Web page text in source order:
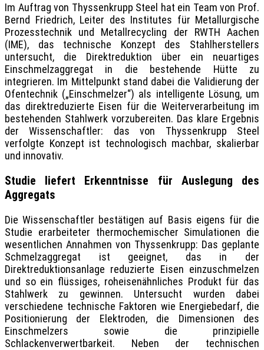
Im Auftrag von Thyssenkrupp Steel hat ein Team von Prof.
Bernd Friedrich, Leiter des Institutes für Metallurgische
Prozesstechnik und Metallrecycling der RWTH Aachen
(IME), das technische Konzept des Stahlherstellers
untersucht, die Direktreduktion über ein neuartiges
Einschmelzaggregat in die bestehende Hütte zu
integrieren. Im Mittelpunkt stand dabei die Validierung der
Ofentechnik („Einschmelzer“) als intelligente Lösung, um
das direktreduzierte Eisen für die Weiterverarbeitung im
bestehenden Stahlwerk vorzubereiten. Das klare Ergebnis
der Wissenschaftler: das von Thyssenkrupp Steel
verfolgte Konzept ist technologisch machbar, skalierbar
und innovativ.
Studie liefert Erkenntnisse für Auslegung des
Aggregats
Die Wissenschaftler bestätigen auf Basis eigens für die
Studie erarbeiteter thermochemischer Simulationen die
wesentlichen Annahmen von Thyssenkrupp: Das geplante
Schmelzaggregat ist geeignet, das in der
Direktreduktionsanlage reduzierte Eisen einzuschmelzen
und so ein flüssiges, roheisenähnliches Produkt für das
Stahlwerk zu gewinnen. Untersucht wurden dabei
verschiedene technische Faktoren wie Energiebedarf, die
Positionierung der Elektroden, die Dimensionen des
Einschmelzers sowie die prinzipielle
Schlackenverwertbarkeit. Neben der technischen